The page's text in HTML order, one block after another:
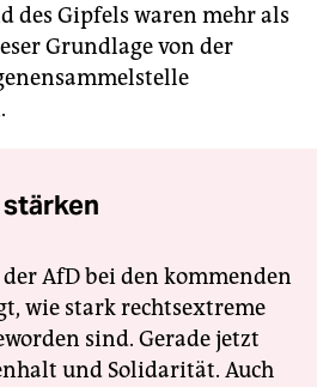
des Gipfels waren mehr als
Grundlage von der
AfD bei den kommenden
wie stark rechtsextreme
sind. Gerade jetzt
und Solidarität. Auch